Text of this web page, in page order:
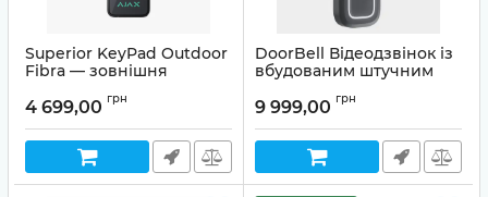
Superior KeyPad Outdoor
Fibra — зовнішня
4 699,00 грн
DoorBell Відеодзвінок із
вбудованим штучним
9 999,00 грн